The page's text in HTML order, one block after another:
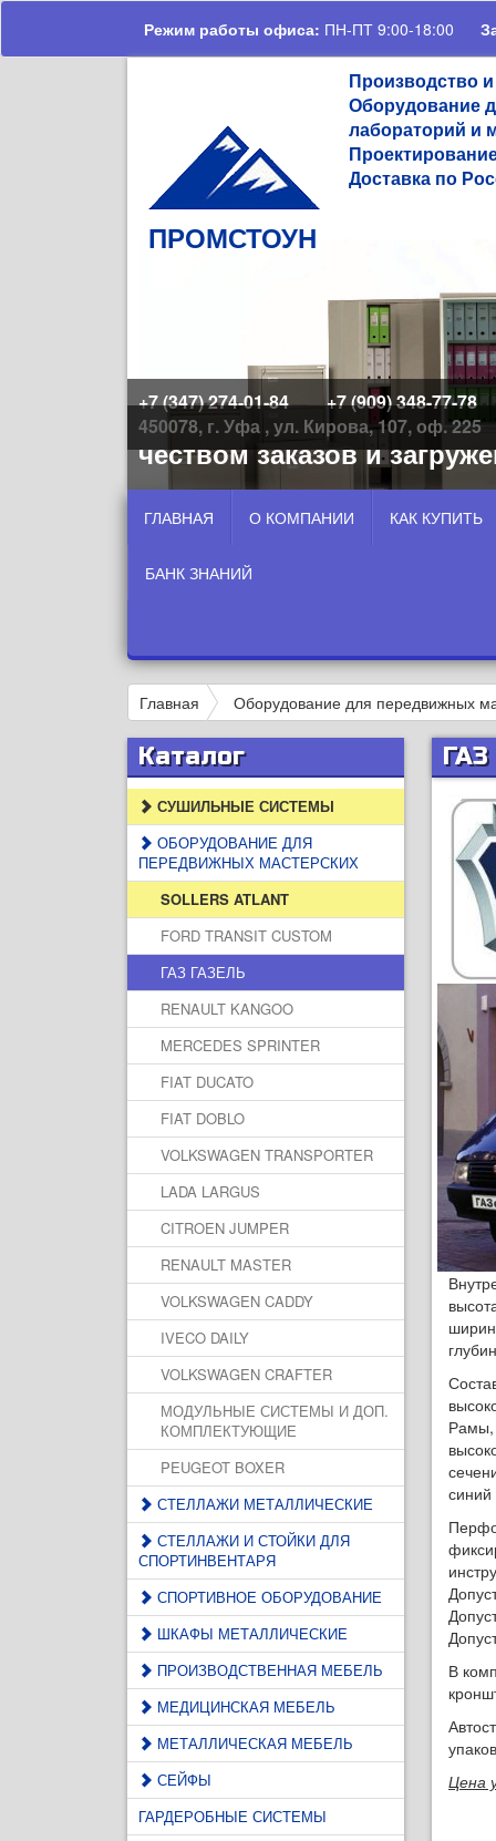
Режим работы офиса: ПН-ПТ 9:00-18:00
ПРОМСТОУН
Производство
Оборудование
лабораторий и
Доставка по
+7 (347) 274-01-84
+7 (909) 348-77-78
450078, г. Уфа , ул. Кирова, 107, оф. 225
количеством заказов и
ГЛАВНАЯ О КОМПАНИИ КАК КУПИТЬ
БАНК ЗНАНИЙ
Главная Оборудование для передвижных
Каталог
СУШИЛЬНЫЕ СИСТЕМЫ
ОБОРУДОВАНИЕ ДЛЯ
ПЕРЕДВИЖНЫХ МАСТЕРСКИХ
SOLLERS ATLANT
FORD TRANSIT CUSTOM
ГАЗ ГАЗЕЛЬ
RENAULT KANGOO
MERCEDES SPRINTER
FIAT DUCATO
FIAT DOBLO
VOLKSWAGEN TRANSPORTER
LADA LARGUS
CITROEN JUMPER
RENAULT MASTER
VOLKSWAGEN CADDY
IVECO DAILY
VOLKSWAGEN CRAFTER
МОДУЛЬНЫЕ СИСТЕМЫ И ДОП.
КОМПЛЕКТУЮЩИЕ
PEUGEOT BOXER
СТЕЛЛАЖИ МЕТАЛЛИЧЕСКИЕ
СТЕЛЛАЖИ И СТОЙКИ ДЛЯ
СПОРТИНВЕНТАРЯ
СПОРТИВНОЕ ОБОРУДОВАНИЕ
ШКАФЫ МЕТАЛЛИЧЕСКИЕ
ПРОИЗВОДСТВЕННАЯ МЕБЕЛЬ
МЕДИЦИНСКАЯ МЕБЕЛЬ
МЕТАЛЛИЧЕСКАЯ МЕБЕЛЬ
СЕЙФЫ
ГАРДЕРОБНЫЕ СИСТЕМЫ
ГАЗ
Рамы,
синий
В
Цена